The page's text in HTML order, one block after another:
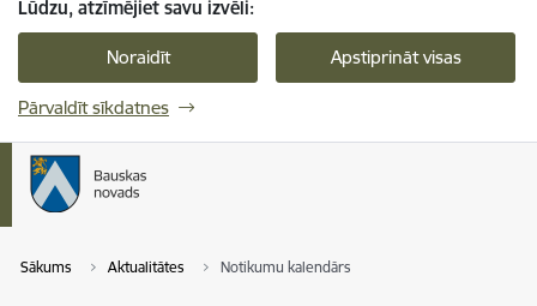
Lūdzu, atzīmējiet savu izvēli:
Noraidīt Apstiprināt visas
Pārvaldīt sīkdatnes
Sākums Aktualitātes Notikumu kalendārs